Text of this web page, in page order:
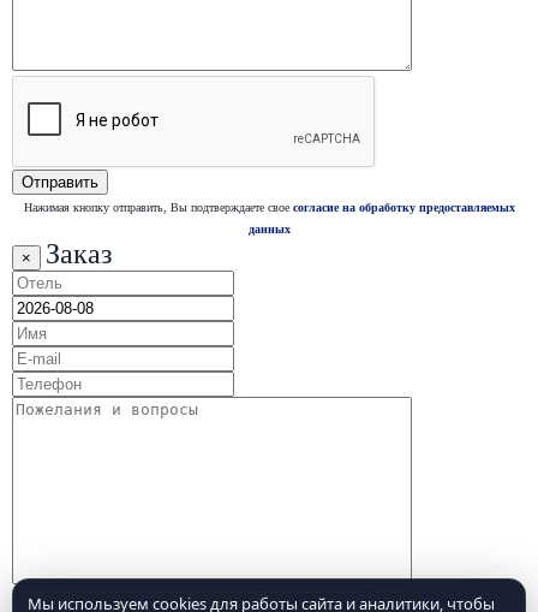
Мы используем cookies для работы сайта и аналитики, чтобы
Нажимая кнопку отправить, Вы подтверждаете свое согласие на обработку предоставляемых
данных
× Заказ